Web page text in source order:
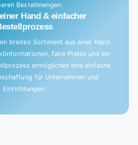
Bestellmengen.
Hand & einfacher
breites Sortiment aus einer Hand.
faire Preise und ein
ermöglichen eine einfache
für Unternehmen und
Einrichtungen.